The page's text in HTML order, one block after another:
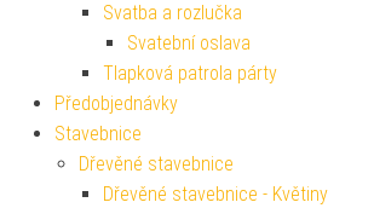
Svatba a rozlučka
Svatební oslava
Tlapková patrola párty
Předobjednávky
Stavebnice
Dřevěné stavebnice
Dřevěné stavebnice - Květiny